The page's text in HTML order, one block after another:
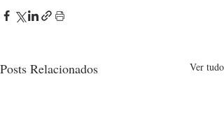
Posts Relacionados Ver tudo